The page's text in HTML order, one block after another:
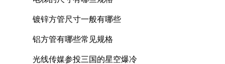
镀锌方管尺寸一般有哪些
铝方管有哪些常见规格
光线传媒参投三国的星空爆冷